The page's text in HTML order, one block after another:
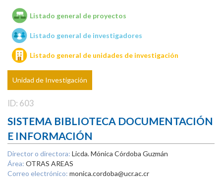
Unidades de investigación
Listado general de proyectos
Listado general de investigadores
Listado general de unidades de investigación
Unidad de Investigación
ID: 603
SISTEMA BIBLIOTECA DOCUMENTACIÓN
E INFORMACIÓN
Director o directora: Licda. Mónica Córdoba Guzmán
Área: OTRAS AREAS
Correo electrónico: monica.cordoba@ucr.ac.cr